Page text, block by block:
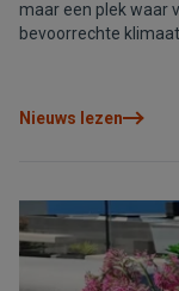
maar een plek waar
bevoorrechte
Nieuws lezen